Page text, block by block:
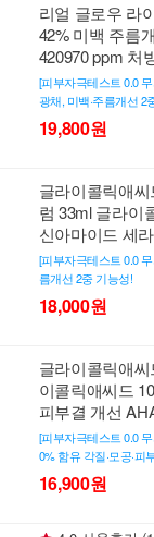
리얼 글로우 라
42% 미백 주름
420970 ppm 처
[피부자극테스트 0.0
광채, 미백·주름개선
19,800원
글라이콜릭애
럼 33ml 글라이
신아마이드 세
[피부자극테스트 0.0
름개선 2중 기능성!
18,000원
글라이콜릭애
이콜릭애씨드
피부결 개선
[피부자극테스트 0.0
0% 함유 각질·모공·피
16,900원